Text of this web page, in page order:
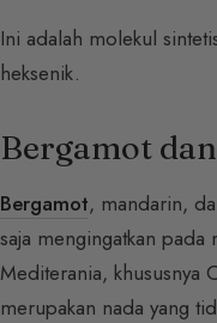
Ini adalah molekul
heksenik.
Bergamot
Bergamot, mandarin,
saja mengingatkan pada
Mediterania, khususnya
merupakan nada yang